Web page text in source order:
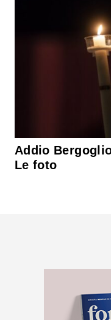
Addio
Le foto